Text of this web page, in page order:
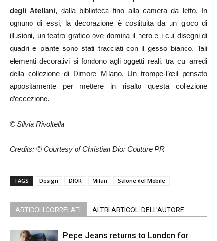
degli Atellani, dalla biblioteca fino alla camera da letto. In
ognuno di essi, la decorazione è costituita da un gioco di
illusioni, un teatro grafico ove domina il nero e i cui disegni di
quadri e piante sono stati tracciati con il gesso bianco. Tali
elementi decorativi si fondono agli oggetti reali, tra cui arredi
della collezione di Dimore Milano. Un trompe-l’œil pensato
appositamente per mettere in risalto questa collezione
d’eccezione.
© Silvia Rivoltella
Credits: © Courtesy of Christian Dior Couture PR
TAGS Design DIOR Milan Salone del Mobile
ARTICOLI CORRELATI ALTRI ARTICOLI DELL'AUTORE
Pepe Jeans returns to London for